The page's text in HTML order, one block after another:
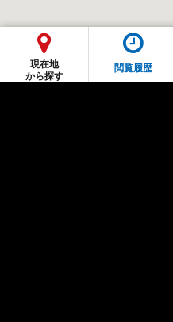
現在地
から探す
閲覧履歴